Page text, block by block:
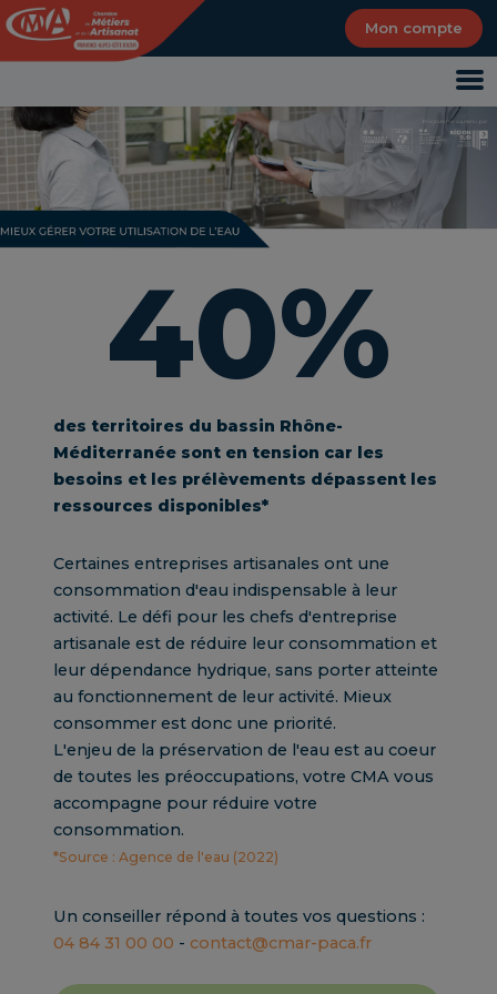
Mon compte
40%
des territoires du bassin Rhône-
Méditerranée sont en tension car les
besoins et les prélèvements dépassent les
ressources disponibles*
Certaines entreprises artisanales ont une
consommation d'eau indispensable à leur
activité. Le défi pour les chefs d'entreprise
artisanale est de réduire leur consommation et
leur dépendance hydrique, sans porter atteinte
au fonctionnement de leur activité. Mieux
consommer est donc une priorité.
L'enjeu de la préservation de l'eau est au coeur
de toutes les préoccupations, votre CMA vous
accompagne pour réduire votre
consommation.
*Source : Agence de l'eau (2022)
Un conseiller répond à toutes vos questions :
04 84 31 00 00 - contact@cmar-paca.fr
Panneau de gestion des cookies